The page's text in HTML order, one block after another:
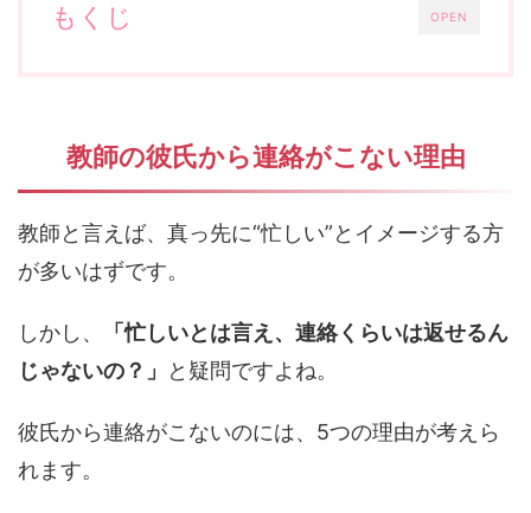
OPEN
もくじ
教師の彼氏から連絡がこない理由
教師と言えば、真っ先に“忙しい”とイメージする方
が多いはずです。
しかし、
「忙しいとは言え、連絡くらいは返せるん
じゃないの？」
と疑問ですよね。
彼氏から連絡がこないのには、5つの理由が考えら
れます。